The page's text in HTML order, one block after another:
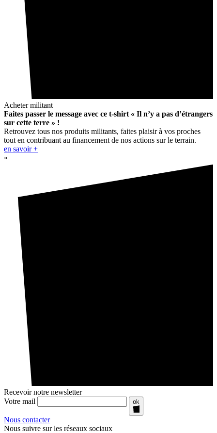
Acheter militant
Faites passer le message avec ce t-shirt « Il n’y a pas d’étrangers
sur cette terre » !
Retrouvez tous nos produits militants, faites plaisir à vos proches
tout en contribuant au financement de nos actions sur le terrain.
en savoir +
»
Recevoir notre newsletter
Votre mail
ok
Nous contacter
Nous suivre sur les réseaux sociaux